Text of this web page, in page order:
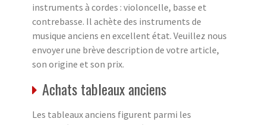
instruments à cordes : violoncelle, basse et
contrebasse. Il achète des instruments de
musique anciens en excellent état. Veuillez nous
envoyer une brève description de votre article,
son origine et son prix.
Achats tableaux anciens
Les tableaux anciens figurent parmi les